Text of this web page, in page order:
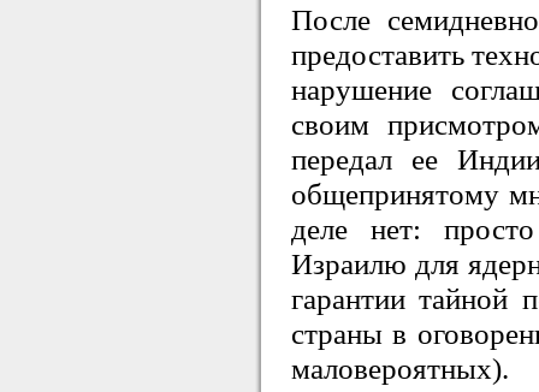
После
предоставить
нарушение
своим
передал ее
общепринятому
деле нет:
Израилю для
гарантии тайной
страны в
маловероятных).